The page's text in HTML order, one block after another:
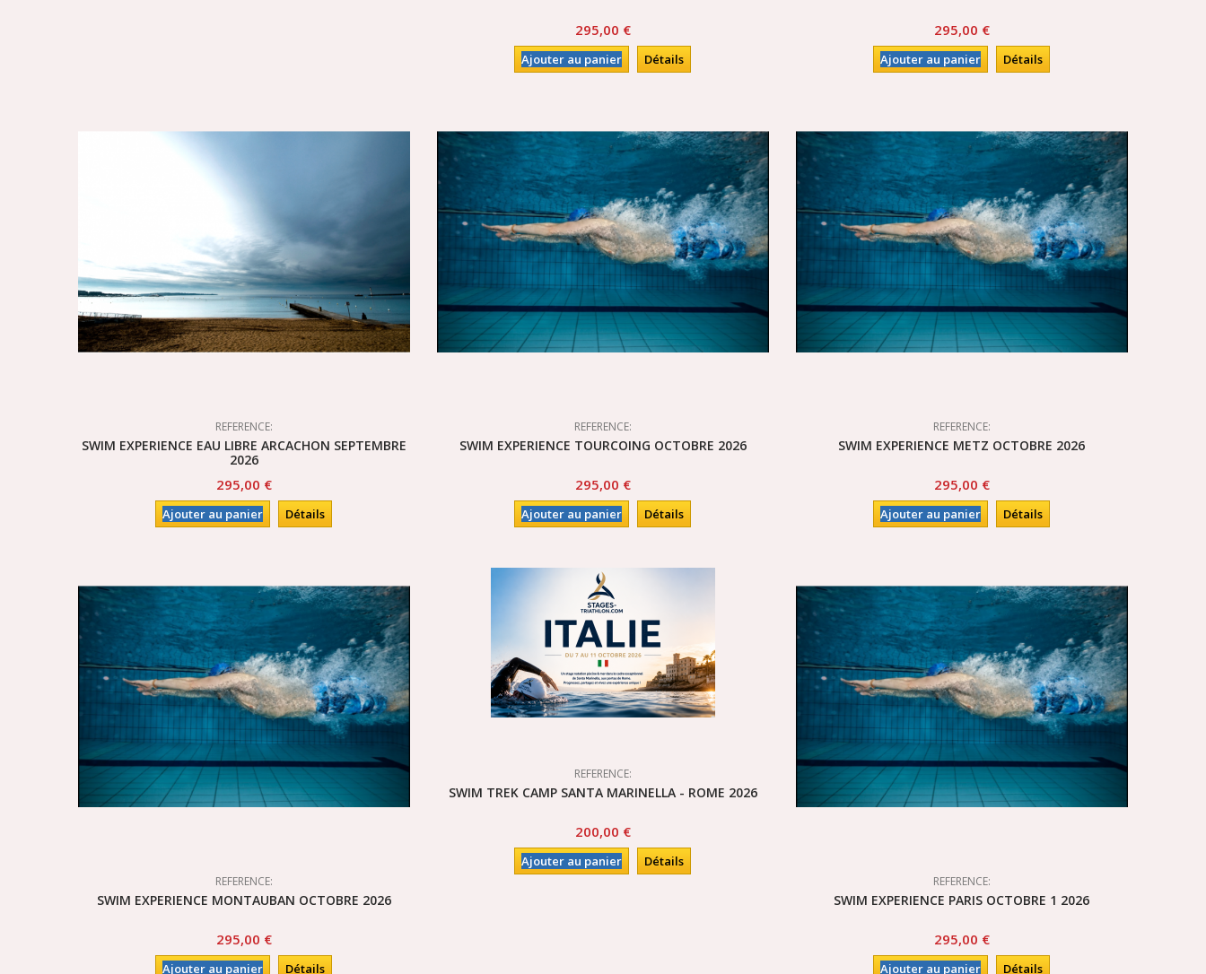
295,00 €
Ajouter au panier Détails
295,00 €
Ajouter au panier Détails
REFERENCE:
SWIM EXPERIENCE EAU LIBRE ARCACHON SEPTEMBRE
2026
295,00 €
Ajouter au panier Détails
REFERENCE:
SWIM EXPERIENCE TOURCOING OCTOBRE 2026
295,00 €
Ajouter au panier Détails
REFERENCE:
SWIM EXPERIENCE METZ OCTOBRE 2026
295,00 €
Ajouter au panier Détails
REFERENCE:
SWIM EXPERIENCE MONTAUBAN OCTOBRE 2026
295,00 €
Ajouter au panier Détails
REFERENCE:
SWIM TREK CAMP SANTA MARINELLA - ROME 2026
200,00 €
Ajouter au panier Détails
REFERENCE:
SWIM EXPERIENCE PARIS OCTOBRE 1 2026
295,00 €
Ajouter au panier Détails